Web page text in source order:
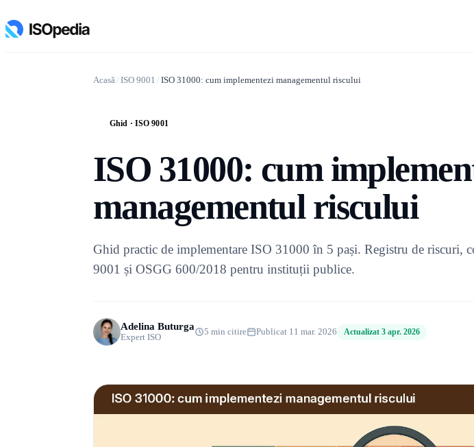
Acasă/ ISO 9001 / ISO 31000: cum implementezi managementul riscului
Ghid · ISO 9001
ISO 31000: cum
managementul riscului
Ghid practic de implementare ISO 31000 în 5 pași. Registru de riscuri,
9001 și OSGG 600/2018 pentru instituții publice.
Adelina Buturga
Expert ISO
5 min citire Publicat 11 mar. 2026 Actualizat 3 apr. 2026